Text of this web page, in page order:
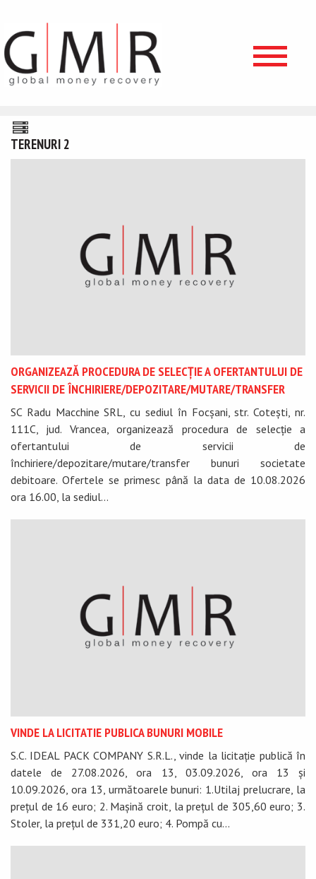
TERENURI 2
ORGANIZEAZĂ PROCEDURA DE SELECȚIE A OFERTANTULUI DE
SERVICII DE ÎNCHIRIERE/DEPOZITARE/MUTARE/TRANSFER
SC Radu Macchine SRL, cu sediul în Focșani, str. Cotești, nr.
111C, jud. Vrancea, organizează procedura de selecție a
ofertantului de servicii de
închiriere/depozitare/mutare/transfer bunuri societate
debitoare. Ofertele se primesc până la data de 10.08.2026
ora 16.00, la sediul...
VINDE LA LICITATIE PUBLICA BUNURI MOBILE
S.C. IDEAL PACK COMPANY S.R.L., vinde la licitație publică în
datele de 27.08.2026, ora 13, 03.09.2026, ora 13 și
10.09.2026, ora 13, următoarele bunuri: 1.Utilaj prelucrare, la
prețul de 16 euro; 2. Mașină croit, la prețul de 305,60 euro; 3.
Stoler, la prețul de 331,20 euro; 4. Pompă cu...